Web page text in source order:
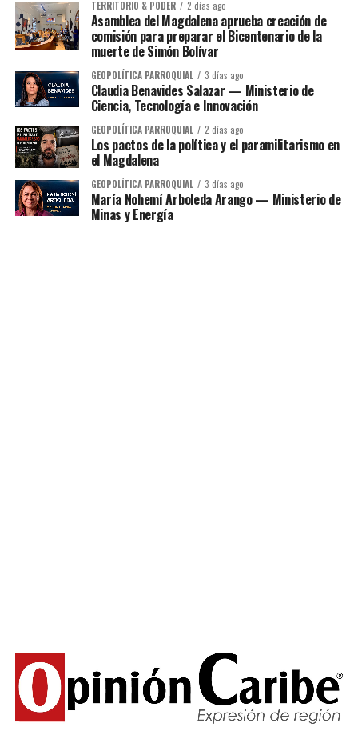
TERRITORIO & PODER 2 días ago
Asamblea del Magdalena aprueba creación de
comisión para preparar el Bicentenario de la
muerte de Simón Bolívar
GEOPOLÍTICA PARROQUIAL 3 días ago
Claudia Benavides Salazar — Ministerio de
Ciencia, Tecnología e Innovación
GEOPOLÍTICA PARROQUIAL 2 días ago
Los pactos de la política y el paramilitarismo en
el Magdalena
GEOPOLÍTICA PARROQUIAL 3 días ago
María Nohemí Arboleda Arango — Ministerio de
Minas y Energía